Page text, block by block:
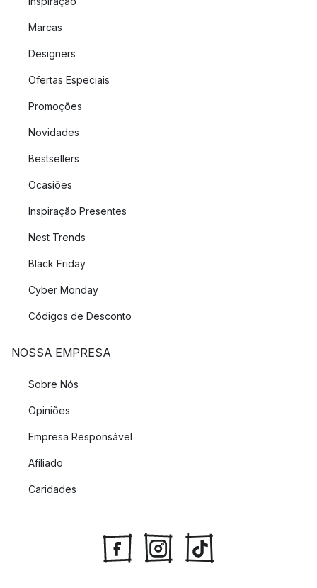
Marcas
Designers
Ofertas Especiais
Promoções
Novidades
Bestsellers
Ocasiões
Inspiração Presentes
Nest Trends
Black Friday
Cyber Monday
Códigos de Desconto
NOSSA EMPRESA
Sobre Nós
Opiniões
Empresa Responsável
Afiliado
Caridades